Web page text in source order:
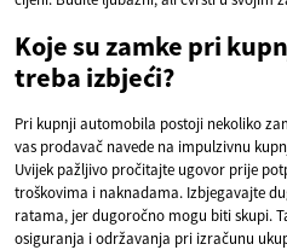
Koje su zamke pri
treba izbjeći?
Pri kupnji automobila postoji nekoliko
vas prodavač navede na impulzivnu
Uvijek pažljivo pročitajte ugovor prije
troškovima i naknadama. Izbjegavajte
ratama, jer dugoročno mogu biti skupi.
osiguranja i održavanja pri izračunu